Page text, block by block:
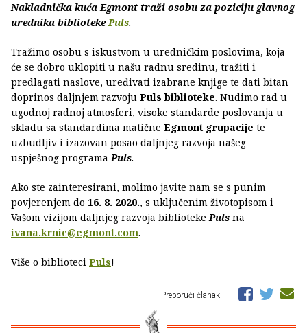
Nakladnička kuća Egmont traži osobu za poziciju glavnog
urednika bibliotekePuls.
Tražimo osobu s iskustvom u uredničkim poslovima, koja
će se dobro uklopiti u našu radnu sredinu, tražiti i
predlagati naslove, uređivati izabrane knjige te dati bitan
doprinos daljnjem razvoju Puls biblioteke. Nudimo rad u
ugodnoj radnoj atmosferi, visoke standarde poslovanja u
skladu sa standardima matične Egmont grupacije te
uzbudljiv i izazovan posao daljnjeg razvoja našeg
uspješnog programaPuls.
Ako ste zainteresirani, molimo javite nam se s punim
povjerenjem do 16. 8. 2020., s uključenim životopisom i
Vašom vizijom daljnjeg razvoja bibliotekePuls na
ivana.krnic@egmont.com.
Više o biblioteci Puls!
Preporuči članak